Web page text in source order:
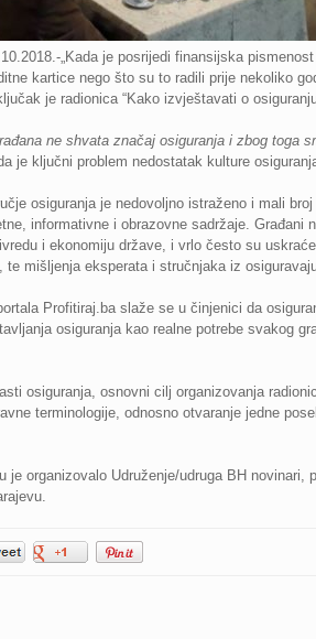
„Kada je posrijedi finansijska
kartice nego što su to radili prije nekoliko
je radionica “Kako izvještavati o
ne shvata značaj osiguranja i zbog toga
je ključni problem nedostatak kulture
osiguranja je nedovoljno istraženo i mali
informativne i obrazovne sadržaje.
i ekonomiju države, i vrlo često su
mišljenja eksperata i stručnjaka iz
Profitiraj.ba slaže se u činjenici da
osiguranja kao realne potrebe svakog
osiguranja, osnovni cilj organizovanja
terminologije, odnosno otvaranje jedne
je organizovalo Udruženje/udruga BH